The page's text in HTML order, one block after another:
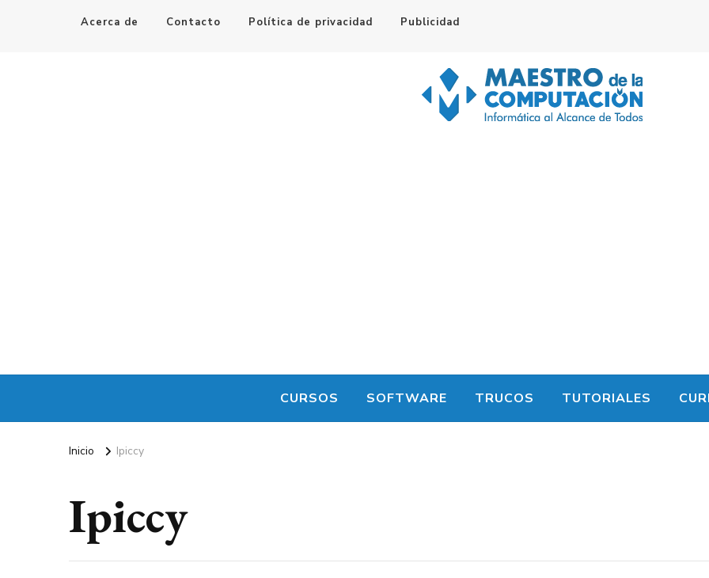
Acerca de Contacto Política de privacidad Publicidad
CURSOS SOFTWARE TRUCOS TUTORIALES
Inicio Ipiccy
Ipiccy